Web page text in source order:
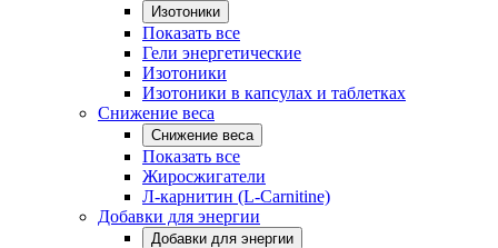
Изотоники
Показать все
Гели энергетические
Изотоники
Изотоники в капсулах и таблетках
Снижение веса
Снижение веса
Показать все
Жиросжигатели
Л-карнитин (L-Carnitine)
Добавки для энергии
Добавки для энергии